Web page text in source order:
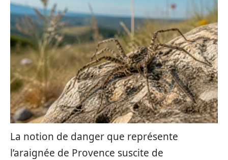
La notion de danger que représente
l’araignée de Provence suscite de